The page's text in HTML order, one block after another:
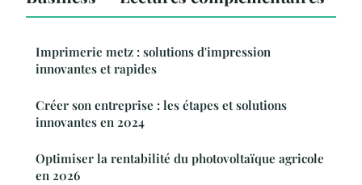
Imprimerie metz : solutions d'impression
innovantes et rapides
Créer son entreprise : les étapes et solutions
innovantes en 2024
Optimiser la rentabilité du photovoltaïque agricole
en 2026